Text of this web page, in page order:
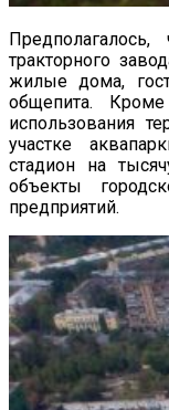
Предполагалось,
тракторного
жилые дома,
общепита.
использования
участке
стадион на
объекты
предприятий.